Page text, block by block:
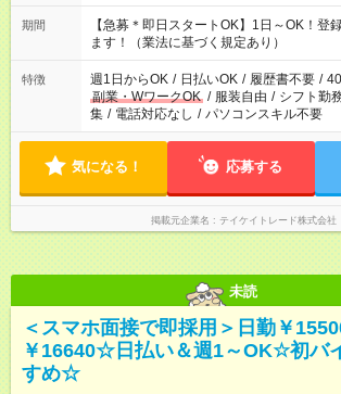
期間
【急募＊即日スタートOK】1日～OK！登
ます！（業法に基づく規定あり）
特徴 週1日からOK / 日払いOK / 履歴書不要 /
副業・WワークOK / 服装自由 / シフト勤
集 / 電話対応なし / パソコンスキル不要
気になる！ 応募する
掲載元企業名 テイケイトレード株式会社
未読
＜スマホ面接で即採用＞日勤￥
￥16640☆日払い＆週1～OK☆初バ
すめ☆